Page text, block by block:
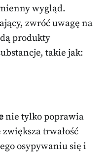
wygląd.
zwróć uwagę na
produkty
takie jak:
nie tylko poprawia
trwałość
osypywaniu się i